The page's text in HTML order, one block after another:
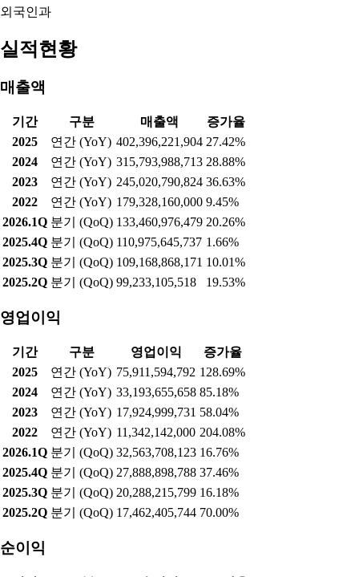
외국인과
실적현황
매출액
기간 구분 매출액
증가율
2025
연간 (YoY) 402,396,221,904 27.42%
2024
연간 (YoY) 315,793,988,713 28.88%
2023
연간 (YoY) 245,020,790,824 36.63%
2022
연간 (YoY) 179,328,160,000 9.45%
2026.1Q 분기 (QoQ) 133,460,976,479 20.26%
2025.4Q 분기 (QoQ) 110,975,645,737 1.66%
2025.3Q 분기 (QoQ) 109,168,868,171 10.01%
2025.2Q 분기 (QoQ) 99,233,105,518 19.53%
영업이익
기간 구분 영업이익
증가율
2025
연간 (YoY) 75,911,594,792 128.69%
2024
연간 (YoY) 33,193,655,658 85.18%
2023
연간 (YoY) 17,924,999,731 58.04%
2022
연간 (YoY) 11,342,142,000 204.08%
2026.1Q 분기 (QoQ) 32,563,708,123 16.76%
2025.4Q 분기 (QoQ) 27,888,898,788 37.46%
2025.3Q 분기 (QoQ) 20,288,215,799 16.18%
2025.2Q 분기 (QoQ) 17,462,405,744 70.00%
순이익